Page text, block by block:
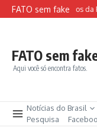
Ir para o conteúdo
FATO sem fake
Sites falsos da
FATO sem
Aqui você só encontra fatos.
Notícias do Brasil
Pesquisa